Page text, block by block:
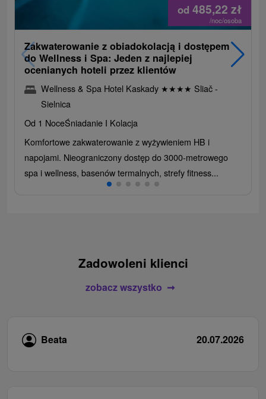
od 485,22 zł
/noc/osoba
Zakwaterowanie z obiadokolacją i dostępem
do Wellness i Spa: Jeden z najlepiej
ocenianych hoteli przez klientów
Wellness & Spa Hotel Kaskady ★★★★ Sliač -
Sielnica
Od 1 NoceŚniadanie I Kolacja
Komfortowe zakwaterowanie z wyżywieniem HB i
napojami. Nieograniczony dostęp do 3000-metrowego
spa i wellness, basenów termalnych, strefy fitness...
Zadowoleni klienci
zobacz wszystko
Beata 20.07.2026